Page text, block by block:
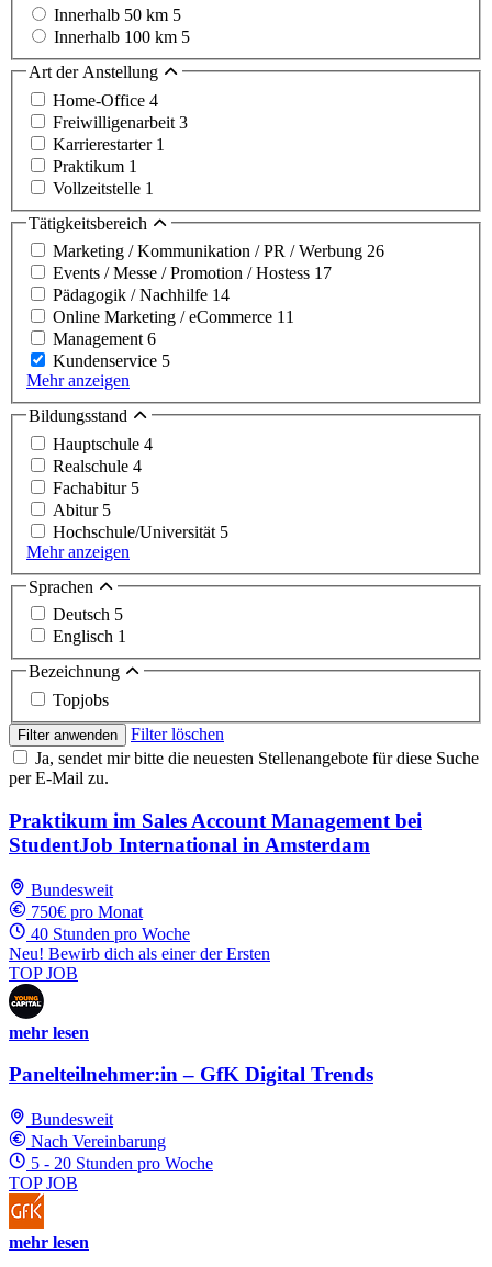
Innerhalb 50 km 5
Innerhalb 100 km 5
Art der Anstellung
Home-Office 4
Freiwilligenarbeit 3
Karrierestarter 1
Praktikum 1
Vollzeitstelle 1
Tätigkeitsbereich
Marketing / Kommunikation / PR / Werbung 26
Events / Messe / Promotion / Hostess 17
Pädagogik / Nachhilfe 14
Online Marketing / eCommerce 11
Management 6
Kundenservice 5
Mehr anzeigen
Bildungsstand
Hauptschule 4
Realschule 4
Fachabitur 5
Abitur 5
Hochschule/Universität 5
Mehr anzeigen
Sprachen
Deutsch 5
Englisch 1
Bezeichnung
Topjobs
Filter anwenden
Filter löschen
Ja, sendet mir bitte die neuesten Stellenangebote für diese Suche
per E-Mail zu.
Praktikum im Sales Account Management bei
StudentJob International in Amsterdam
Bundesweit
750€ pro Monat
40 Stunden pro Woche
Neu! Bewirb dich als einer der Ersten
TOP JOB
mehr lesen
Panelteilnehmer:in – GfK Digital Trends
Bundesweit
Nach Vereinbarung
5 - 20 Stunden pro Woche
TOP JOB
mehr lesen